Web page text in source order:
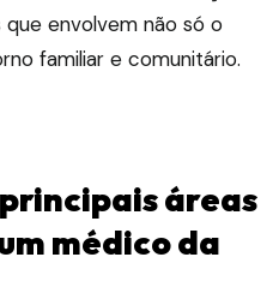
envolvem não só o
familiar e comunitário.
áreas
médico da